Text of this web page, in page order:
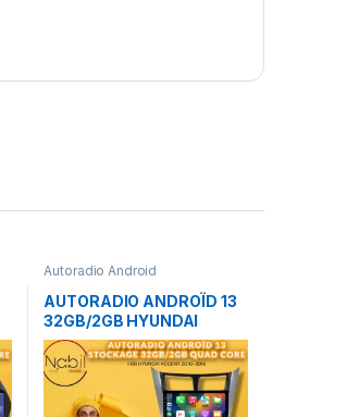
Autoradio Android
AUTORADIO ANDROÏD 13
32GB/2GB HYUNDAI
ACCENT 2010-2018